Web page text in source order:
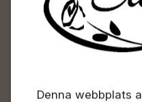
Blombeställningar
+358 50 388 9592
info(a)sunds.fi
+358 50 572 4235
Denna webbplats